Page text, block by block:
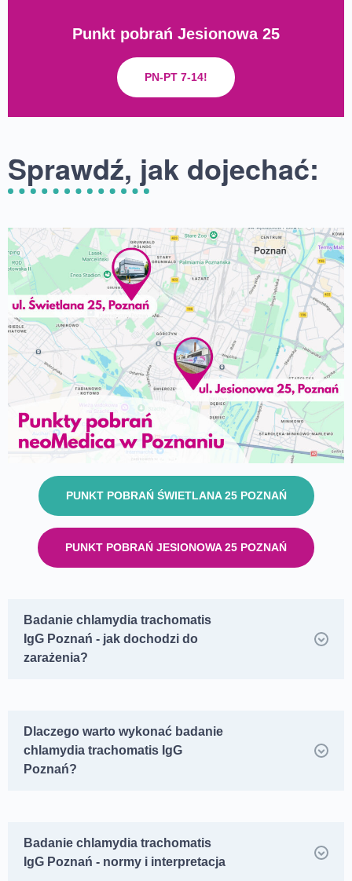
Punkt pobrań Jesionowa 25
PN-PT 7-14!
Sprawdź, jak dojechać:
PUNKT POBRAŃ ŚWIETLANA 25 POZNAŃ
PUNKT POBRAŃ JESIONOWA 25 POZNAŃ
Badanie chlamydia trachomatis
IgG Poznań - jak dochodzi do
zarażenia?
Dlaczego warto wykonać badanie
chlamydia trachomatis IgG
Poznań?
Badanie chlamydia trachomatis
IgG Poznań - normy i interpretacja